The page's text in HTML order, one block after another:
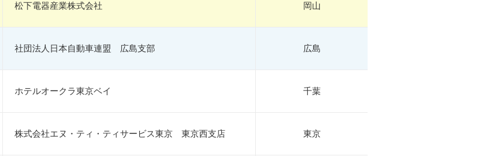
松下電器産業株式会社 岡山
社団法人日本自動車連盟 広島支部 広島
ホテルオークラ東京ベイ 千葉
株式会社エヌ・ティ・ティサービス東京 東京西支店 東京